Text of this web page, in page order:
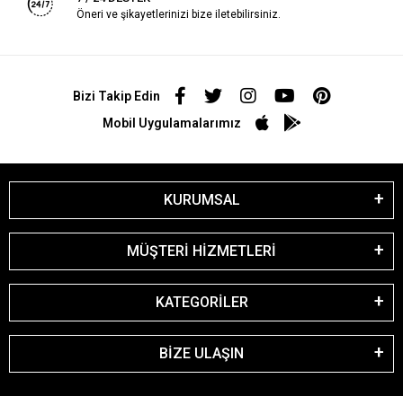
Öneri ve şikayetlerinizi bize iletebilirsiniz.
Bizi Takip Edin
Mobil Uygulamalarımız
KURUMSAL
MÜŞTERİ HİZMETLERİ
KATEGORİLER
BİZE ULAŞIN